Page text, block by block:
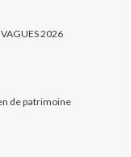
2026
de patrimoine